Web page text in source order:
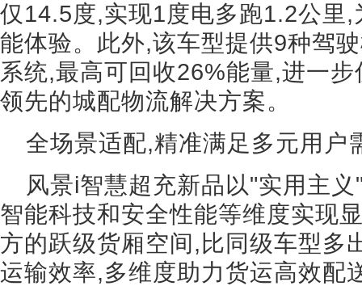
仅14.5度,实现1度电多跑1.2公里
能体验。此外,该车型提供9种驾
系统,最高可回收26%能量,进一
领先的城配物流解决方案。
全场景适配,精准满足多元用户
风景i智慧超充新品以"实用主
智能科技和安全性能等维度实现
方的跃级货厢空间,比同级车型多
运输效率,多维度助力货运高效配